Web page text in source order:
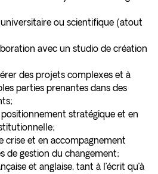
ou scientifique (atout
avec un studio de création
des projets complexes et à
parties prenantes dans des
stratégique et en
crise et en accompagnement
de gestion du changement;
et anglaise, tant à l’écrit qu’à